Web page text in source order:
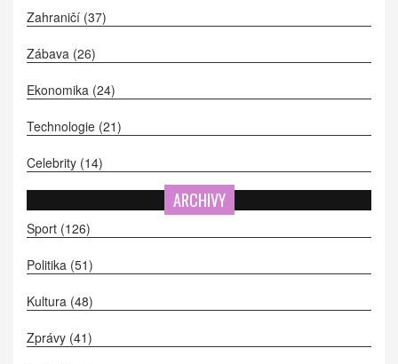
Zahraničí (37)
Zábava (26)
Ekonomika (24)
Technologie (21)
Celebrity (14)
ARCHIVY
Sport (126)
Politika (51)
Kultura (48)
Zprávy (41)